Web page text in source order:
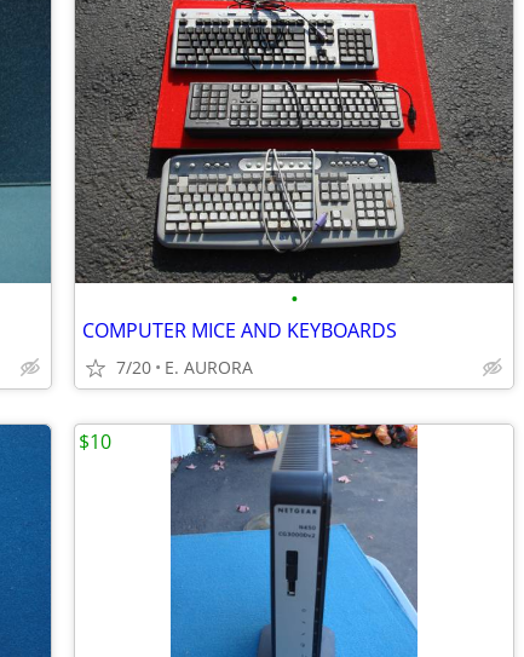
•
COMPUTER MICE AND KEYBOARDS
7/20 E. AURORA
$10